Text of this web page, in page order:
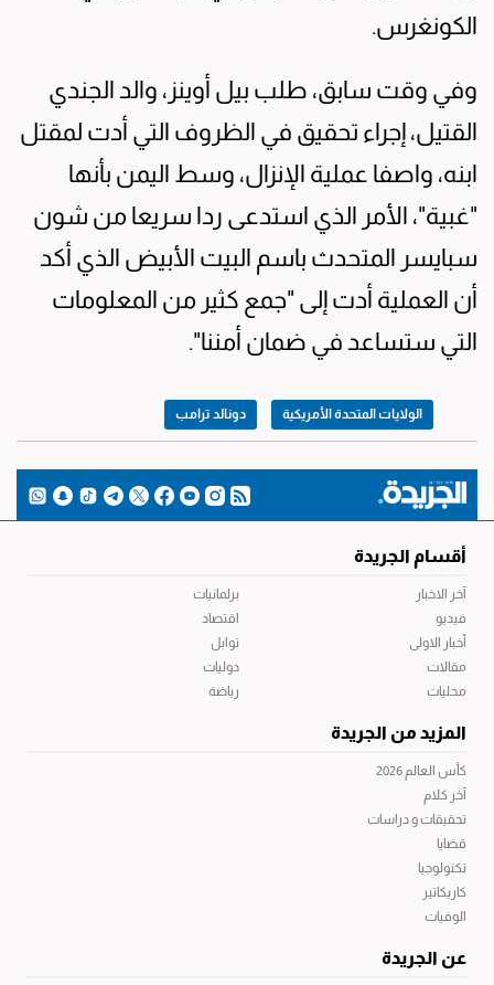
الكونغرس.
وفي وقت سابق، طلب بيل أوينز، والد الجندي
القتيل، إجراء تحقيق في الظروف التي أدت لمقتل
ابنه، واصفا عملية الإنزال، وسط اليمن بأنها
"غبية"، الأمر الذي استدعى ردا سريعا من شون
سبايسر المتحدث باسم البيت الأبيض الذي أكد
أن العملية أدت إلى "جمع كثير من المعلومات
التي ستساعد في ضمان أمننا".
الولايات المتحدة الأمريكية دونالد ترامب
أقسام الجريدة
آخر الاخبار
فيديو
أخبار الاولى
مقالات
محليات
برلمانيات
اقتصاد
توابل
دوليات
رياضة
المزيد من الجريدة
كأس العالم 2026
آخر كلام
تحقيقات و دراسات
قضايا
تكنولوجيا
كاريكاتير
الوفيات
عن الجريدة